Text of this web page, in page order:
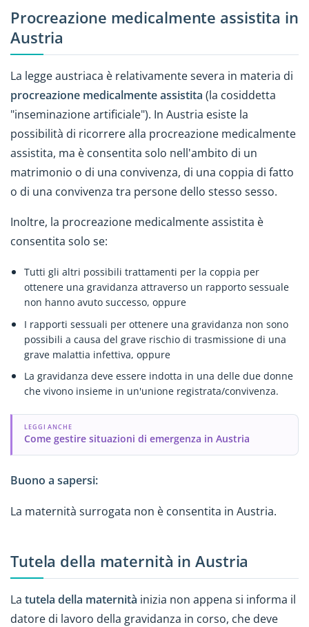
Procreazione medicalmente assistita in
Austria
La legge austriaca è relativamente severa in materia di
procreazione medicalmente assistita (la cosiddetta
"inseminazione artificiale"). In Austria esiste la
possibilità di ricorrere alla procreazione medicalmente
assistita, ma è consentita solo nell'ambito di un
matrimonio o di una convivenza, di una coppia di fatto
o di una convivenza tra persone dello stesso sesso.
Inoltre, la procreazione medicalmente assistita è
consentita solo se:
Tutti gli altri possibili trattamenti per la coppia per
ottenere una gravidanza attraverso un rapporto sessuale
non hanno avuto successo, oppure
I rapporti sessuali per ottenere una gravidanza non sono
possibili a causa del grave rischio di trasmissione di una
grave malattia infettiva, oppure
La gravidanza deve essere indotta in una delle due donne
che vivono insieme in un'unione registrata/convivenza.
LEGGI ANCHE
Come gestire situazioni di emergenza in Austria
Buono a sapersi:
La maternità surrogata non è consentita in Austria.
Tutela della maternità in Austria
La tutela della maternità inizia non appena si informa il
datore di lavoro della gravidanza in corso, che deve